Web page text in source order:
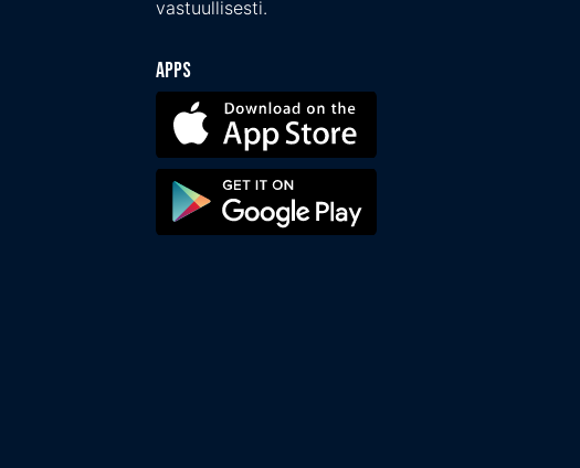
vastuullisesti.
Apps